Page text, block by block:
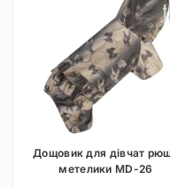
Дощовик для дівчат
метелики MD-26